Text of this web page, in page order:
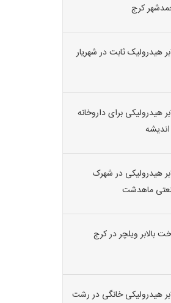
کرج
هیدرولیک ثابت در شهریار
هیدرولیکی برای داروخانه
هیدرولیکی در شهرک
ماهدشت
بالابر ویلچر در کرج
هیدرولیکی خانگی در رشت